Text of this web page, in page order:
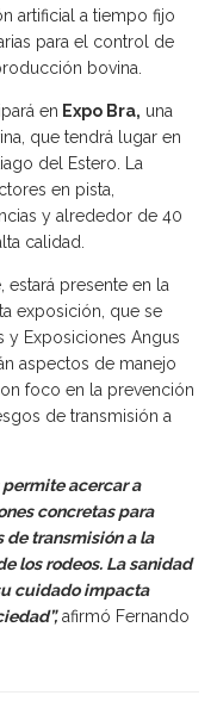
artificial a tiempo fijo
para el control de
bovina.
en Expo Bra, una
que tendrá lugar en
del Estero. La
en pista,
y alrededor de 40
calidad.
estará presente en la
exposición, que se
y Exposiciones Angus
aspectos de manejo
foco en la prevención
de transmisión a
permite acercar a
concretas para
transmisión a la
los rodeos. La sanidad
cuidado impacta
afirmó Fernando